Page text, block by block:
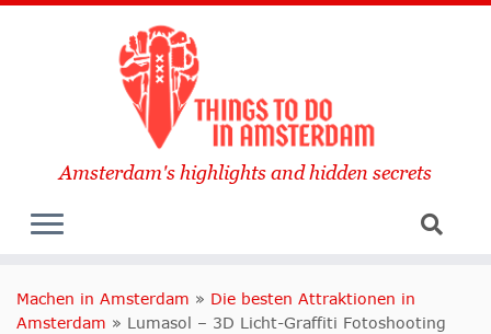
Amsterdam's highlights and hidden secrets
Machen in Amsterdam » Die besten Attraktionen in
Amsterdam » Lumasol – 3D Licht-Graffiti Fotoshooting